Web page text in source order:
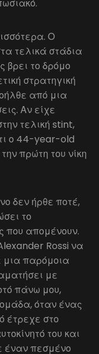
Ο
τελικά στάδια
βρει το δρόμο
στρατηγική
από μια
Αν είχε
τελική stint,
ο 44-year-old
πρώτη του νίκη
δεν ήρθε ποτέ,
το
που απομένουν.
Rossi να
μια παρόμοια
με
πάνω μου,
όταν ένας
έτρεχε στο
του και
έναν πεσμένο